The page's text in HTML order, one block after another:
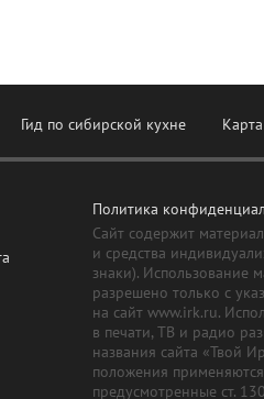
Гид по сибирской кухне
Политика
Сайт содержит
и средства
знаки). Использование
разрешено только с
на сайт www.irk.ru.
в печати, ТВ и радио
названия сайта «Твой
положения
предусмотренные ст.